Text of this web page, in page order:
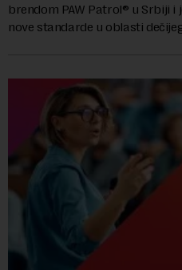
brendom PAW Patrol® u Srbiji i
nove standarde u oblasti